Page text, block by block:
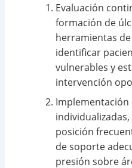
Evaluación
formación de
herramientas
identificar
vulnerables y
intervención
Implementación
posición
de soporte
presión sobre